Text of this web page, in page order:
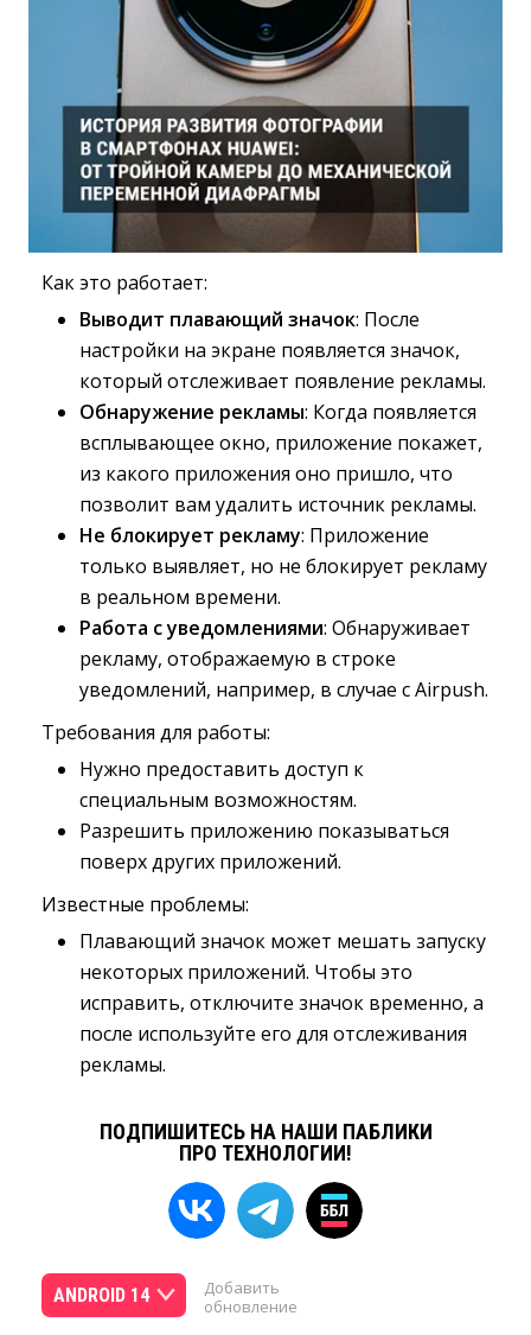
Как это работает:
Выводит плавающий значок: После
настройки на экране появляется значок,
который отслеживает появление рекламы.
Обнаружение рекламы: Когда появляется
всплывающее окно, приложение покажет,
из какого приложения оно пришло, что
позволит вам удалить источник рекламы.
Не блокирует рекламу: Приложение
только выявляет, но не блокирует рекламу
в реальном времени.
Работа с уведомлениями: Обнаруживает
рекламу, отображаемую в строке
уведомлений, например, в случае с Airpush.
Требования для работы:
Нужно предоставить доступ к
специальным возможностям.
Разрешить приложению показываться
поверх других приложений.
Известные проблемы:
Плавающий значок может мешать запуску
некоторых приложений. Чтобы это
исправить, отключите значок временно, а
после используйте его для отслеживания
рекламы.
ПОДПИШИТЕСЬ НА НАШИ ПАБЛИКИ
ПРО ТЕХНОЛОГИИ!
ANDROID 14
Добавить
обновление